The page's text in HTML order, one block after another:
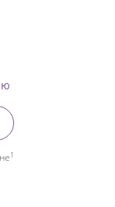
1